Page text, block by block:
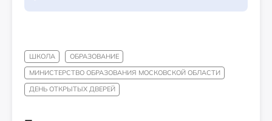
ШКОЛА
ОБРАЗОВАНИЕ
МИНИСТЕРСТВО ОБРАЗОВАНИЯ МОСКОВСКОЙ ОБЛАСТИ
ДЕНЬ ОТКРЫТЫХ ДВЕРЕЙ